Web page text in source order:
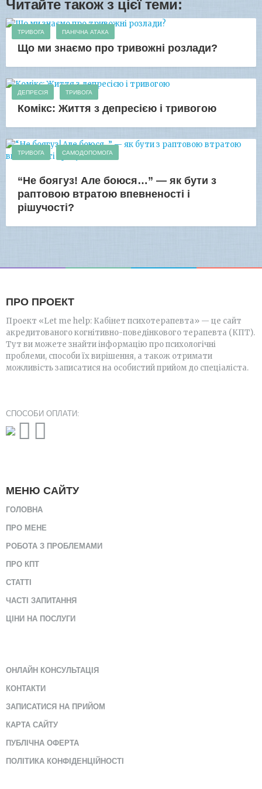
Читайте також з цієї теми:
ТРИВОГА ПАНІЧНА АТАКА
Що ми знаємо про тривожні розлади?
ДЕПРЕСІЯ ТРИВОГА
Комікс: Життя з депресією і тривогою
ТРИВОГА САМОДОПОМОГА
“Не боягуз! Але боюся…” — як бути з
раптовою втратою впевненості і
рішучості?
ПРО ПРОЕКТ
Проект «Let me help: Кабінет психотерапевта» — це сайт
акредитованого когнітивно-поведінкового терапевта (КПТ).
Тут ви можете знайти інформацію про психологічні
проблеми, способи їх вирішення, а також отримати
можливість записатися на особистий прийом до спеціаліста.
СПОСОБИ ОПЛАТИ:
МЕНЮ САЙТУ
ГОЛОВНА
ПРО МЕНЕ
РОБОТА З ПРОБЛЕМАМИ
ПРО КПТ
СТАТТІ
ЧАСТІ ЗАПИТАННЯ
ЦІНИ НА ПОСЛУГИ
ОНЛАЙН КОНСУЛЬТАЦІЯ
КОНТАКТИ
ЗАПИСАТИСЯ НА ПРИЙОМ
КАРТА САЙТУ
ПУБЛІЧНА ОФЕРТА
ПОЛІТИКА КОНФІДЕНЦІЙНОСТІ